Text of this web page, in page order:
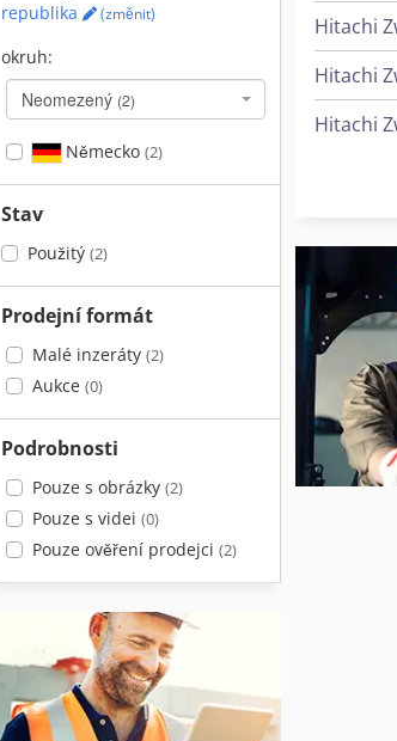
republika
(změnit)
okruh:
Neomezený (2)
Německo (2)
Stav
Použitý (2)
Prodejní formát
Malé inzeráty (2)
Aukce (0)
Podrobnosti
Pouze s obrázky (2)
Pouze s videi (0)
Pouze ověření prodejci (2)
Hitachi
Hitachi
Hitachi
Hitachi
Hitachi